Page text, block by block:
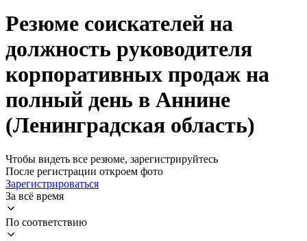
Резюме соискателей на
должность руководителя
корпоративных продаж на
полный день в Аннине
(Ленинградская область)
Чтобы видеть все резюме, зарегистрируйтесь
После регистрации откроем фото
Зарегистрироваться
За всё время
По соответствию